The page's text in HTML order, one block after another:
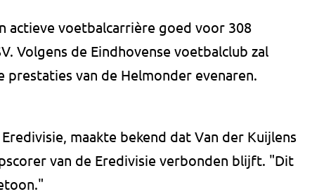
actieve voetbalcarrière goed voor 308
Volgens de Eindhovense voetbalclub zal
van de Helmonder evenaren.
maakte bekend dat Van der Kuijlens
van de Eredivisie verbonden blijft. "Dit